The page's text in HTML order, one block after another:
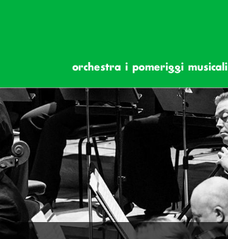
orchestra i pomeriggi musicali